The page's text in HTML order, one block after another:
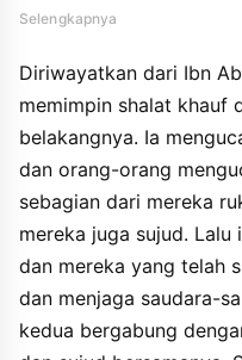
tsumma sajada wasajadu
shalahin, walakin yahrusu
Selengkapnya
Diriwayatkan dari Ibn
memimpin shalat khauf
belakangnya. Ia
dan orang-orang
sebagian dari mereka
mereka juga sujud.
dan mereka yang telah
dan menjaga saudara-
kedua bergabung